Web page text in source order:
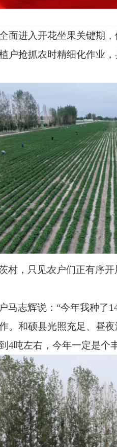
面进入开花坐果关键期
户抢抓农时精细化作业
村，只见农户们正有序
马志辉说： “今年我种了
。和硕县光照充足、昼
4吨左右，今年一定是个